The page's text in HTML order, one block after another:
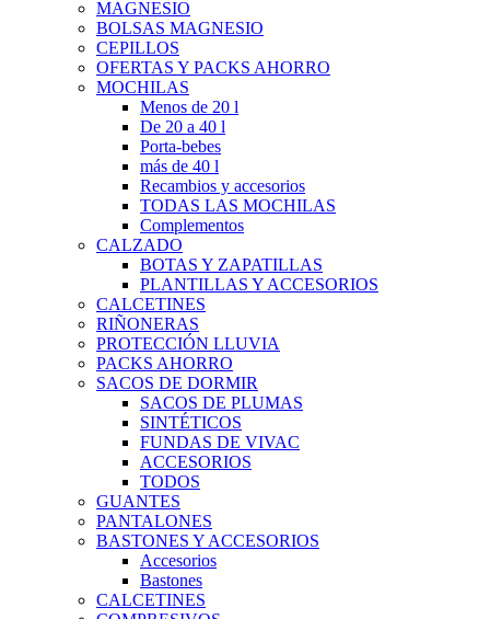
MAGNESIO
BOLSAS MAGNESIO
CEPILLOS
OFERTAS Y PACKS AHORRO
MOCHILAS
Menos de 20 l
De 20 a 40 l
Porta-bebes
más de 40 l
Recambios y accesorios
TODAS LAS MOCHILAS
Complementos
CALZADO
BOTAS Y ZAPATILLAS
PLANTILLAS Y ACCESORIOS
CALCETINES
RIÑONERAS
PROTECCIÓN LLUVIA
PACKS AHORRO
SACOS DE DORMIR
SACOS DE PLUMAS
SINTÉTICOS
FUNDAS DE VIVAC
ACCESORIOS
TODOS
GUANTES
PANTALONES
BASTONES Y ACCESORIOS
Accesorios
Bastones
CALCETINES